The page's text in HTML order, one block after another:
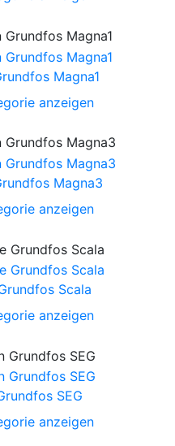
Magna1
anzeigen
Magna3
anzeigen
Scala
anzeigen
SEG
anzeigen